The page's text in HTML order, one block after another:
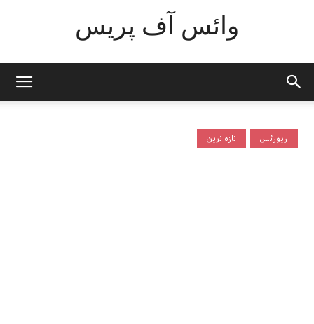
وائس آف پریس
تازہ ترین رپورٹس